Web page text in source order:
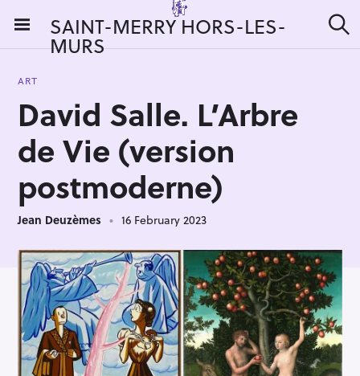
i
SAINT-MERRY HORS-LES-
MURS e
ART
David Salle. L’Arbre
de Vie (version
postmoderne)
Jean Deuzèmes 16 February 2023